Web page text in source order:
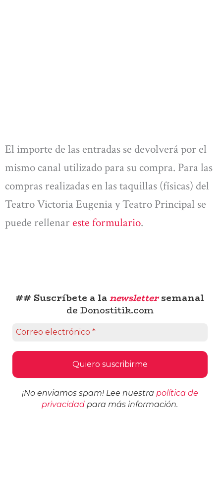
El importe de las entradas se devolverá por el
mismo canal utilizado para su compra. Para las
compras realizadas en las taquillas (físicas) del
Teatro Victoria Eugenia y Teatro Principal se
puede rellenareste formulario.
## Suscríbete a lanewslettersemanal
de Donostitik.com
¡No enviamos spam! Lee nuestra política de
privacidad para más información.